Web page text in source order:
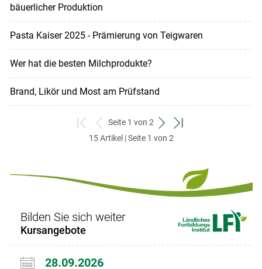
bäuerlicher Produktion
Pasta Kaiser 2025 - Prämierung von Teigwaren
Wer hat die besten Milchprodukte?
Brand, Likör und Most am Prüfstand
zum
ersten
zurück
zum
Seite 1 von 2
weiter
zum
zum
15 Artikel | Seite 1 von 2
Bilden Sie sich weiter
Kursangebote
28.09.2026